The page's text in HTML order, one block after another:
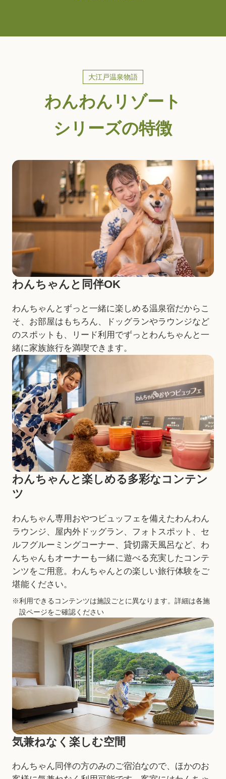
大江戸温泉物語
わんわんリゾート
シリーズの特徴
わんちゃんと同伴OK
わんちゃんとずっと一緒に楽しめる温泉宿だからこ
そ、お部屋はもちろん、ドッグランやラウンジなど
のスポットも、リード利用でずっとわんちゃんと一
緒に家族旅行を満喫できます。
わんちゃんと楽しめる多彩なコンテン
ツ
わんちゃん専用おやつビュッフェを備えたわんわん
ラウンジ、屋内外ドッグラン、フォトスポット、セ
ルフグルーミングコーナー、貸切露天風呂など、わ
んちゃんもオーナーも一緒に遊べる充実したコンテ
ンツをご用意。わんちゃんとの楽しい旅行体験をご
堪能ください。
利用できるコンテンツは施設ごとに異なります。詳細は各施
設ページをご確認ください
気兼ねなく楽しむ空間
わんちゃん同伴の方のみのご宿泊なので、ほかのお